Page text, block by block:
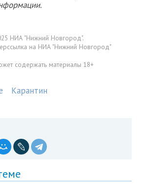
НИА "Нижний Новгород".
на НИА "Нижний Новгород"
содержать материалы 18+
Карантин